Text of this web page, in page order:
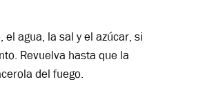
agua, la sal y el azúcar, si
Revuelva hasta que la
del fuego.